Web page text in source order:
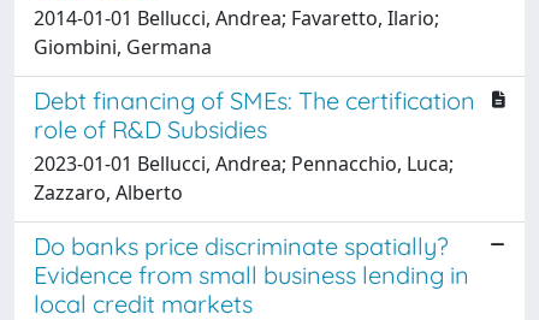
2014-01-01 Bellucci, Andrea; Favaretto, Ilario;
Giombini, Germana
Debt financing of SMEs: The certification
role of R&D Subsidies
2023-01-01 Bellucci, Andrea; Pennacchio, Luca;
Zazzaro, Alberto
Do banks price discriminate spatially?
Evidence from small business lending in
local credit markets